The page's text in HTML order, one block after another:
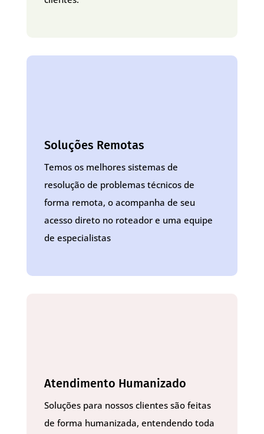
Soluções Remotas
Temos os melhores sistemas de
resolução de problemas técnicos de
forma remota, o acompanha de seu
acesso direto no roteador e uma equipe
de especialistas
Atendimento Humanizado
Soluções para nossos clientes são feitas
de forma humanizada, entendendo toda